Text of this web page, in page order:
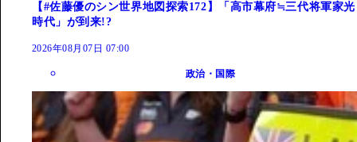
【#佐藤優のシン世界地図探索172】「高市幕府≒三代将軍家光
時代」が到来!?
2026年08月07日 07:00
政治・国際